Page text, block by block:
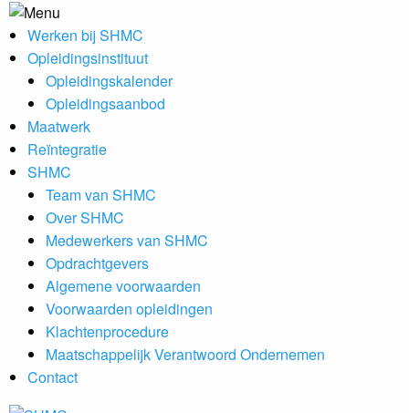
Werken bij SHMC
Opleidingsinstituut
Opleidingskalender
Opleidingsaanbod
Maatwerk
Reïntegratie
SHMC
Team van SHMC
Over SHMC
Medewerkers van SHMC
Opdrachtgevers
Algemene voorwaarden
Voorwaarden opleidingen
Klachtenprocedure
Maatschappelijk Verantwoord Ondernemen
Contact